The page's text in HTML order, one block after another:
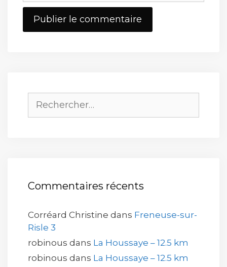
Site
Rechercher :
Commentaires récents
Corréard Christine dans Freneuse-sur-
Risle 3
robinous dans La Houssaye – 12.5 km
robinous dans La Houssaye – 12.5 km